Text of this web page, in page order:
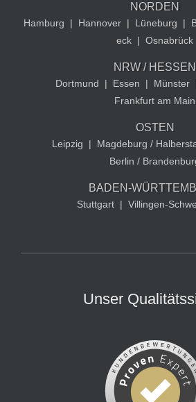
NORDEN
Hamburg | Hannover | Lüneburg |
eck | Osnabrück
NRW / HESSEN
Dortmund | Essen | Münster
Frankfurt am Main
OSTEN
Leipzig | Magdeburg /
Berlin /
BADEN-
Stuttgart | Villingen-
Unser